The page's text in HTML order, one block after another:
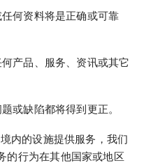
何资料将是正确或可靠
产品、服务、资讯或其它
或缺陷都将得到更正。
内的设施提供服务，我们
的行为在其他国家或地区